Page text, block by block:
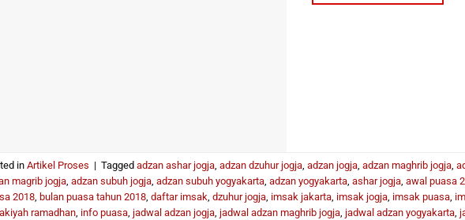
in Artikel Proses | Tagged adzan ashar jogja, adzan dzuhur jogja, adzan jogja, adzan maghrib jogja,
magrib jogja, adzan subuh jogja, adzan subuh yogyakarta, adzan yogyakarta, ashar jogja, awal puasa
2018, bulan puasa tahun 2018, daftar imsak, dzuhur jogja, imsak jakarta, imsak jogja, imsak puasa,
ramadhan, info puasa, jadwal adzan jogja, jadwal adzan maghrib jogja, jadwal adzan yogyakarta,